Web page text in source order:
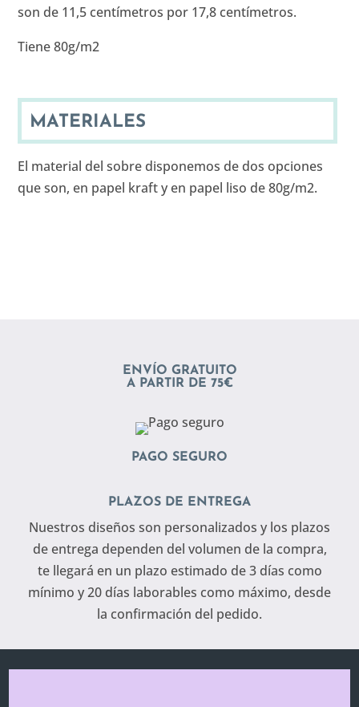
son de 11,5 centímetros por 17,8 centímetros.
Tiene 80g/m2
MATERIALES
El material del sobre disponemos de dos opciones
que son, en papel kraft y en papel liso de 80g/m2.
ENVÍO GRATUITO
A PARTIR DE 75€
PAGO SEGURO
PLAZOS DE ENTREGA
Nuestros diseños son personalizados y los plazos
de entrega dependen del volumen de la compra,
te llegará en un plazo estimado de 3 días como
mínimo y 20 días laborables como máximo, desde
la confirmación del pedido.